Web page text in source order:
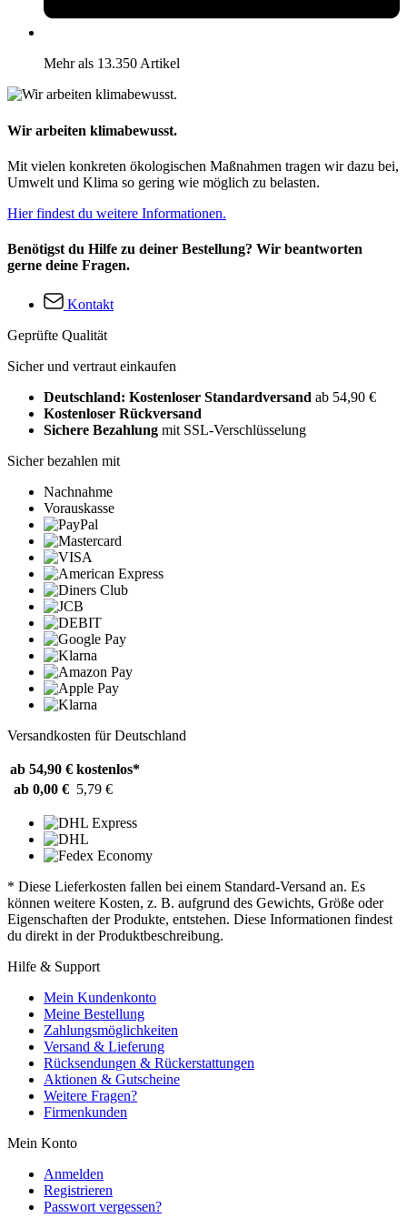
Mehr als 13.350 Artikel
Wir arbeiten klimabewusst.
Mit vielen konkreten ökologischen Maßnahmen tragen wir dazu bei,
Umwelt und Klima so gering wie möglich zu belasten.
Hier findest du weitere Informationen.
Benötigst du Hilfe zu deiner Bestellung? Wir beantworten
gerne deine Fragen.
Kontakt
Geprüfte Qualität
Sicher und vertraut einkaufen
Deutschland: Kostenloser Standardversand ab 54,90 €
Kostenloser Rückversand
Sichere Bezahlung mit SSL-Verschlüsselung
Sicher bezahlen mit
Nachnahme
Vorauskasse
Versandkosten für Deutschland
ab 54,90 € kostenlos*
ab 0,00 € 5,79 €
* Diese Lieferkosten fallen bei einem Standard-Versand an. Es
können weitere Kosten, z. B. aufgrund des Gewichts, Größe oder
Eigenschaften der Produkte, entstehen. Diese Informationen findest
du direkt in der Produktbeschreibung.
Hilfe & Support
Mein Kundenkonto
Meine Bestellung
Zahlungsmöglichkeiten
Versand & Lieferung
Rücksendungen & Rückerstattungen
Aktionen & Gutscheine
Weitere Fragen?
Firmenkunden
Mein Konto
Anmelden
Registrieren
Passwort vergessen?